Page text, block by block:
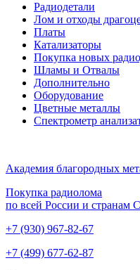
Радиодетали
Лом и отходы
Платы
Катализаторы
Покупка новых
Шламы и Отвалы
Дополнительно
Оборудование
Цветные металлы
Спектрометр
Академия благородных
Покупка радиолома
по всей России и странам
+7 (930) 967-82-67
+7 (499) 677-62-87